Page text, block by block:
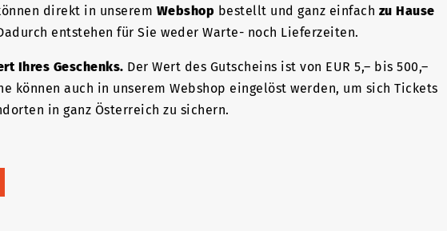
direkt in unserem Webshop bestellt und ganz einfach zu Hause
entstehen für Sie weder Warte- noch Lieferzeiten.
Ihres Geschenks. Der Wert des Gutscheins ist von EUR 5,– bis 500,–
können auch in unserem Webshop eingelöst werden, um sich Tickets
in ganz Österreich zu sichern.